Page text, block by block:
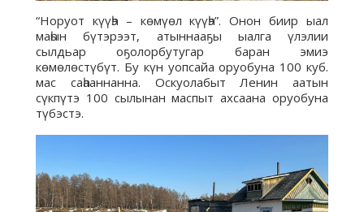
“Норуот күүһэ – көмүөл күүһэ”. Онон биир ыал
маһын бүтэрээт, атыннааҕы ыалга үлэлии
сылдьар оҕолорбутугар баран эмиэ
көмөлөстүбүт. Бу күн уопсайа оруобуна 100 куб.
мас саһааннанна. Оскуолабыт Ленин аатын
сүкпүтэ 100 сылынан маспыт ахсаана оруобуна
түбэстэ.